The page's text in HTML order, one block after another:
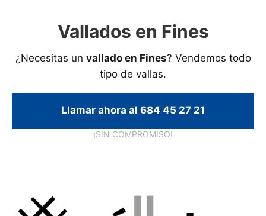
Vallados en Fines
¿Necesitas un vallado en Fines? Vendemos todo
tipo de vallas.
Llamar ahora al 684 45 27 21
¡SIN COMPROMISO!